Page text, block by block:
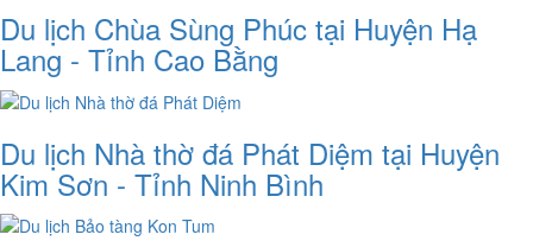
Du lịch Chùa Sùng Phúc tại Huyện Hạ
Lang - Tỉnh Cao Bằng
Du lịch Nhà thờ đá Phát Diệm tại Huyện
Kim Sơn - Tỉnh Ninh Bình